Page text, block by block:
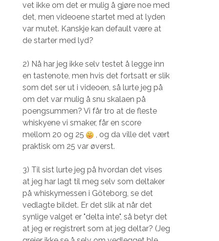
vet ikke om det er mulig å gjøre noe med
det, men videoene startet med at lyden
var mutet. Kanskje kan default være at
de starter med lyd?
2) Nå har jeg ikke selv testet å legge inn
en tastenote, men hvis det fortsatt er slik
som det ser ut i videoen, så lurte jeg på
om det var mulig å snu skalaen på
poengsummen? Vi får tro at de fleste
whiskyene vi smaker, får en score
mellom 20 og 25
, og da ville det vært
praktisk om 25 var øverst.
3) Til sist lurte jeg på hvordan det vises
at jeg har lagt til meg selv som deltaker
på whiskymessen i Göteborg, se det
vedlagte bildet. Er det slik at når det
synlige valget er "delta inte", så betyr det
at jeg er registrert som at jeg deltar? (Jeg